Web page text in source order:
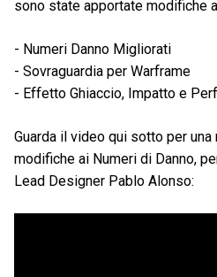
sono state apportate modifiche
- Numeri Danno Migliorati
- Sovraguardia per Warframe
- Effetto Ghiaccio, Impatto e
Guarda il video qui sotto per
modifiche ai Numeri di Danno,
Lead Designer Pablo Alonso: